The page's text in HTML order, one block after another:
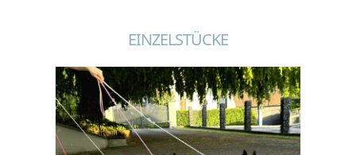
EINZELSTÜCKE